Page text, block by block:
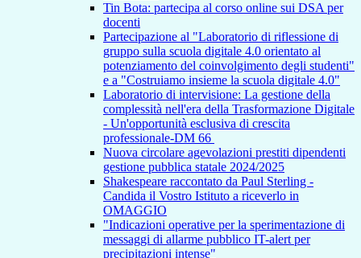
Tin Bota: partecipa al corso online sui DSA per
docenti
Partecipazione al "Laboratorio di riflessione di
gruppo sulla scuola digitale 4.0 orientato al
potenziamento del coinvolgimento degli studenti"
e a "Costruiamo insieme la scuola digitale 4.0"
Laboratorio di intervisione: La gestione della
complessità nell'era della Trasformazione Digitale
- Un'opportunità esclusiva di crescita
professionale-DM 66
Nuova circolare agevolazioni prestiti dipendenti
gestione pubblica statale 2024/2025
Shakespeare raccontato da Paul Sterling -
Candida il Vostro Istituto a riceverlo in
OMAGGIO
"Indicazioni operative per la sperimentazione di
messaggi di allarme pubblico IT-alert per
precipitazioni intense"